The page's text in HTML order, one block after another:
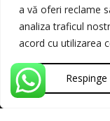
a vă oferi reclame
analiza traficul
acord cu utilizarea
Respinge
Politica